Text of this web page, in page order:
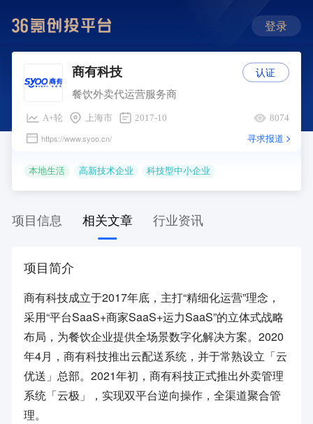
登录
商有科技
餐饮外卖代运营服务商
A+轮 上海市 2017-10 8074
https://www.syoo.cn/ 寻求报道
本地生活 高新技术企业 科技型中小企业
认证
项目信息 相关文章 行业资讯
项目简介
商有科技成立于2017年底，主打“精细化运营”理念，
采用“平台SaaS+商家SaaS+运力SaaS”的立体式战略
布局，为餐饮企业提供全场景数字化解决方案。2020
年4月，商有科技推出云配送系统，并于常熟设立「云
优送」总部。2021年初，商有科技正式推出外卖管理
系统「云极」，实现双平台逆向操作，全渠道聚合管
理。